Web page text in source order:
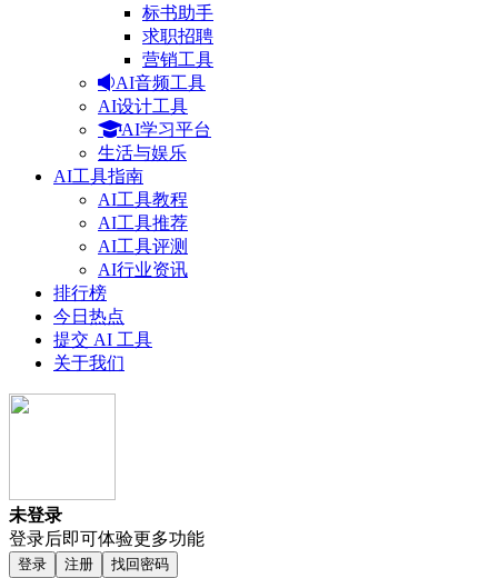
标书助手
求职招聘
营销工具
AI音频工具
AI设计工具
AI学习平台
生活与娱乐
AI工具指南
AI工具教程
AI工具推荐
AI工具评测
AI行业资讯
排行榜
今日热点
提交 AI 工具
关于我们
未登录
登录后即可体验更多功能
登录 注册 找回密码